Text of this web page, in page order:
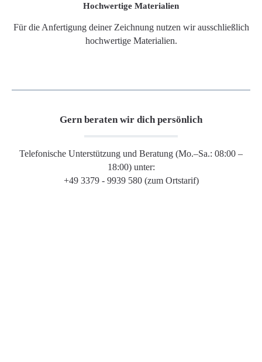
Hochwertige Materialien
Für die Anfertigung deiner Zeichnung nutzen wir ausschließlich
hochwertige Materialien.
Gern beraten wir dich persönlich
Telefonische Unterstützung und Beratung (Mo.–Sa.: 08:00 –
18:00) unter:
+49 3379 - 9939 580 (zum Ortstarif)